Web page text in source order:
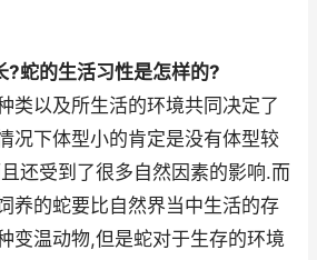
?蛇的生活习性是怎样的?
类以及所生活的环境共同决定了
况下体型小的肯定是没有体型较
还受到了很多自然因素的影响.而
养的蛇要比自然界当中生活的存
变温动物,但是蛇对于生存的环境